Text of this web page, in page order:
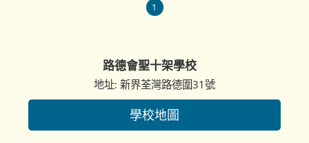
1
路德會聖十架學校
地址: 新界荃灣路德圍31號
學校地圖